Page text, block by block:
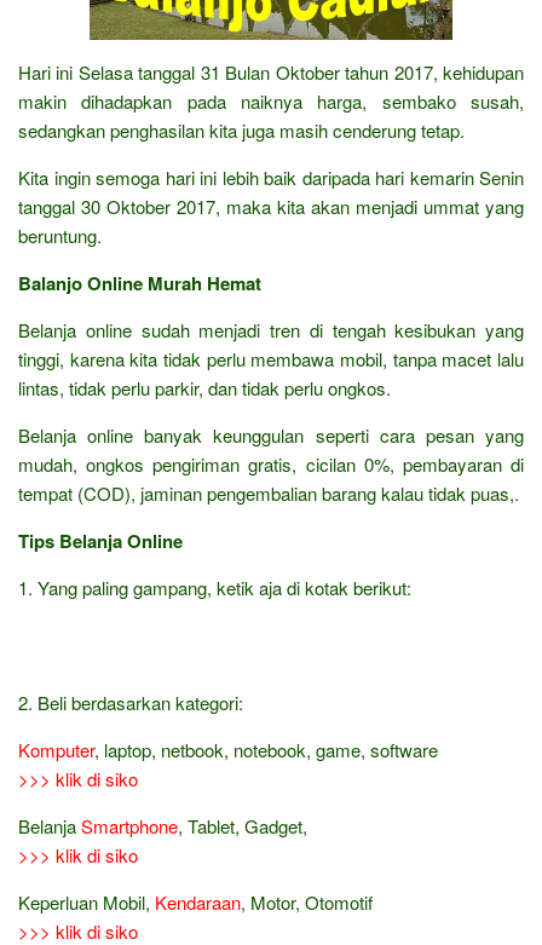
Hari ini Selasa tanggal 31 Bulan Oktober tahun 2017, kehidupan
makin dihadapkan pada naiknya harga, sembako susah,
sedangkan penghasilan kita juga masih cenderung tetap.
Kita ingin semoga hari ini lebih baik daripada hari kemarin Senin
tanggal 30 Oktober 2017, maka kita akan menjadi ummat yang
beruntung.
Balanjo Online Murah Hemat
Belanja online sudah menjadi tren di tengah kesibukan yang
tinggi, karena kita tidak perlu membawa mobil, tanpa macet lalu
lintas, tidak perlu parkir, dan tidak perlu ongkos.
Belanja online banyak keunggulan seperti cara pesan yang
mudah, ongkos pengiriman gratis, cicilan 0%, pembayaran di
tempat (COD), jaminan pengembalian barang kalau tidak puas,.
Tips Belanja Online
1. Yang paling gampang, ketik aja di kotak berikut:
2. Beli berdasarkan kategori:
Komputer, laptop, netbook, notebook, game, software
>>> klik di siko
BelanjaSmartphone, Tablet, Gadget,
>>> klik di siko
Keperluan Mobil, Kendaraan, Motor, Otomotif
>>> klik di siko